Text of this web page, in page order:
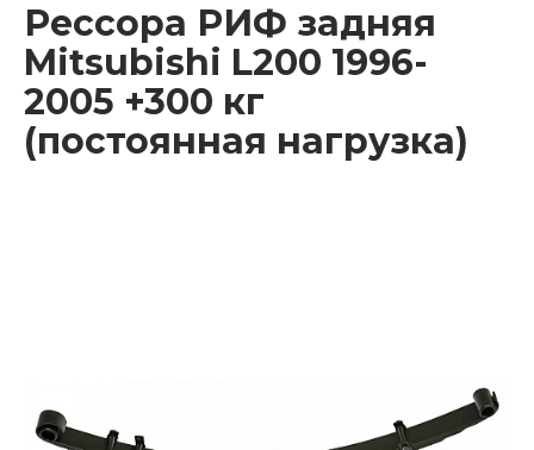
Рессора РИФ задняя
Mitsubishi L200 1996-
2005 +300 кг
(постоянная нагрузка)